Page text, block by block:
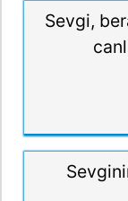
Sevgi,